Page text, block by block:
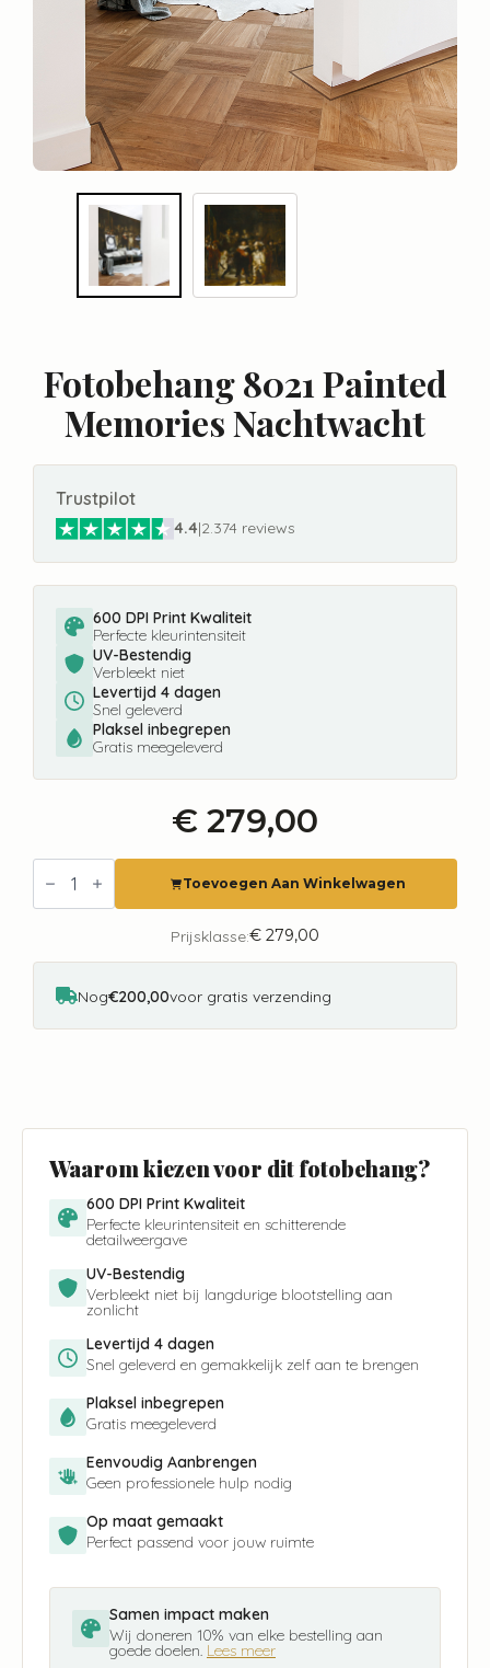
Fotobehang 8021 Painted
Memories Nachtwacht
Trustpilot
4.4|2.374 reviews
600 DPI Print Kwaliteit
Perfecte kleurintensiteit
UV-Bestendig
Verbleekt niet
Levertijd 4 dagen
Snel geleverd
Plaksel inbegrepen
Gratis meegeleverd
€ 279,00
Fotobehang
8021
Painted
Toevoegen Aan Winkelwagen
Prijsklasse:€ 279,00
Nog€200,00voor gratis verzending
Waarom kiezen voor dit fotobehang?
600 DPI Print Kwaliteit
Perfecte kleurintensiteit en schitterende
detailweergave
UV-Bestendig
Verbleekt niet bij langdurige blootstelling aan
zonlicht
Levertijd 4 dagen
Snel geleverd en gemakkelijk zelf aan te brengen
Plaksel inbegrepen
Gratis meegeleverd
Eenvoudig Aanbrengen
Geen professionele hulp nodig
Op maat gemaakt
Perfect passend voor jouw ruimte
Samen impact maken
Wij doneren 10% van elke bestelling aan
goede doelen. Lees meer